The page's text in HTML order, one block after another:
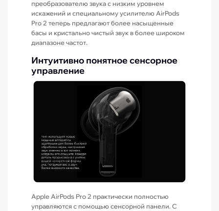
преобразователю звука с низким уровнем
искажений и специальному усилителю AirPods
Pro 2 теперь предлагают более насыщенные
басы и кристально чистый звук в более широком
диапазоне частот.
Интуитивно понятное сенсорное
управление
Apple AirPods Pro 2 практически полностью
управляются с помощью сенсорной панели. С